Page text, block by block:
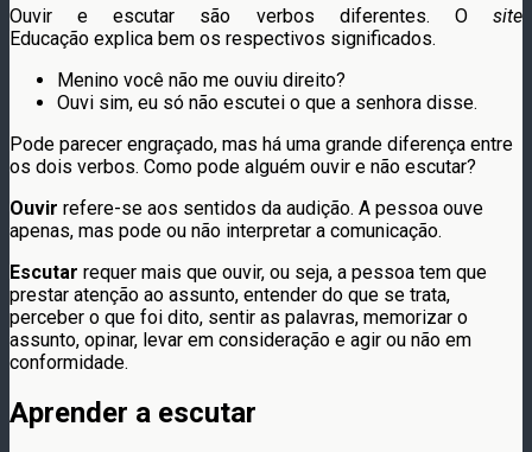
Ouvir e escutar são verbos diferentes. O site
Educação explica bem os respectivos significados.
Menino você não me ouviu direito?
Ouvi sim, eu só não escutei o que a senhora disse.
Pode parecer engraçado, mas há uma grande diferença entre
os dois verbos. Como pode alguém ouvir e não escutar?
Ouvir refere-se aos sentidos da audição. A pessoa ouve
apenas, mas pode ou não interpretar a comunicação.
Escutar requer mais que ouvir, ou seja, a pessoa tem que
prestar atenção ao assunto, entender do que se trata,
perceber o que foi dito, sentir as palavras, memorizar o
assunto, opinar, levar em consideração e agir ou não em
conformidade.
Aprender a escutar